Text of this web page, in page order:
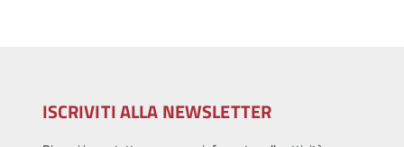
ISCRIVITI ALLA NEWSLETTER